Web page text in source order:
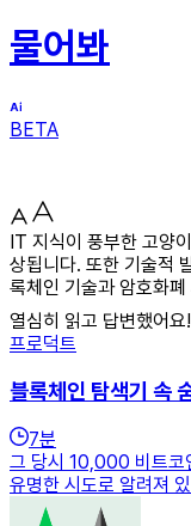
물어봐
BETA
IT 지식이 풍부한 고양
상됩니다. 또한 기술적
록체인 기술과 암호화
열심히 읽고 답변했어요!
프로덕트
블록체인 탐색기 속
7분
그 당시 10,000 비트코
유명한 시도로 알려져